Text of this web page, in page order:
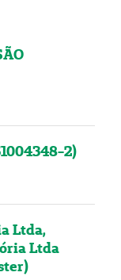
2)
Ltda,
Ltda